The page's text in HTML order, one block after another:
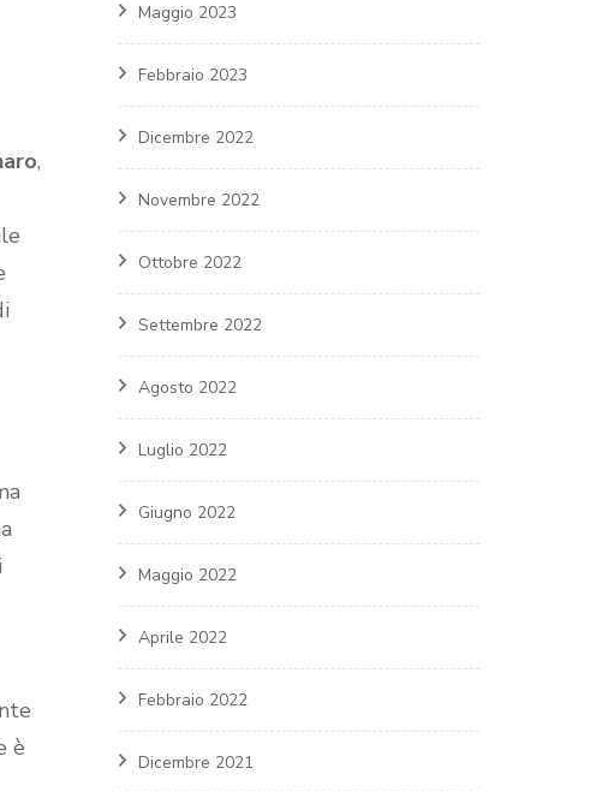
,
è
Maggio 2023
Febbraio 2023
Dicembre 2022
Novembre 2022
Ottobre 2022
Settembre 2022
Agosto 2022
Luglio 2022
Giugno 2022
Maggio 2022
Aprile 2022
Febbraio 2022
Dicembre 2021